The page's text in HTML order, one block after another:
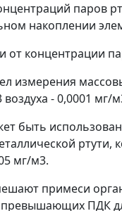
паров
накоплении
от концентрации
измерения
воздуха - 0,0001 мг/м
быть
ртути,
мг/м3.
примеси
ПДК